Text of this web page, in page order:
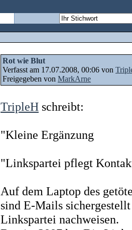
Rot wie Blut
Verfasst am 17.07.2008, 00:06 von
Freigegeben von MarkArne
TripleH schreibt:
"Kleine Ergänzung
"Linkspartei pflegt
Auf dem Laptop des
sind E-Mails
Linkspartei nachweisen.